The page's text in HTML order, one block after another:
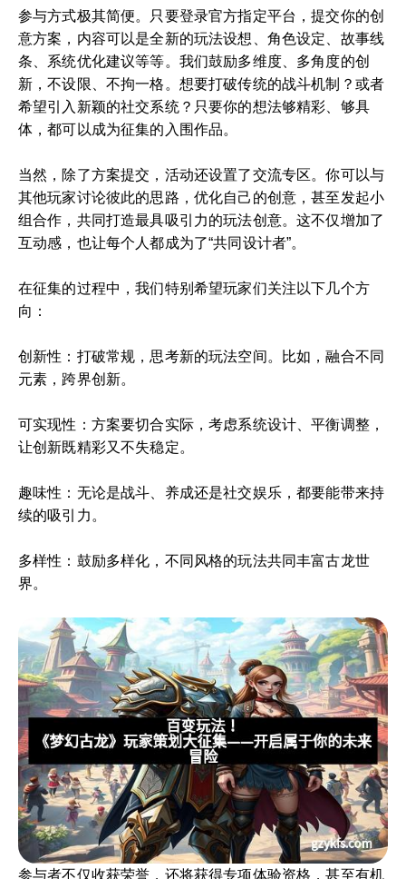
参与方式极其简便。只要登录官方指定平台，提交你的创
意方案，内容可以是全新的玩法设想、角色设定、故事线
条、系统优化建议等等。我们鼓励多维度、多角度的创
新，不设限、不拘一格。想要打破传统的战斗机制？或者
希望引入新颖的社交系统？只要你的想法够精彩、够具
体，都可以成为征集的入围作品。
当然，除了方案提交，活动还设置了交流专区。你可以与
其他玩家讨论彼此的思路，优化自己的创意，甚至发起小
组合作，共同打造最具吸引力的玩法创意。这不仅增加了
互动感，也让每个人都成为了“共同设计者”。
在征集的过程中，我们特别希望玩家们关注以下几个方
向：
创新性：打破常规，思考新的玩法空间。比如，融合不同
元素，跨界创新。
可实现性：方案要切合实际，考虑系统设计、平衡调整，
让创新既精彩又不失稳定。
趣味性：无论是战斗、养成还是社交娱乐，都要能带来持
续的吸引力。
多样性：鼓励多样化，不同风格的玩法共同丰富古龙世
界。
参与者不仅收获荣誉，还将获得专项体验资格，甚至有机